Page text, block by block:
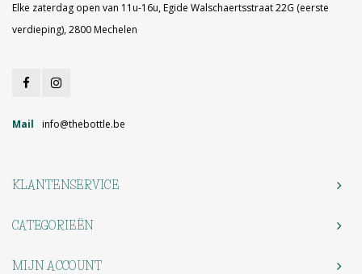
Elke zaterdag open van 11u-16u, Egide Walschaertsstraat 22G (eerste
verdieping), 2800 Mechelen
Mail info@thebottle.be
KLANTENSERVICE
CATEGORIEËN
MIJN ACCOUNT